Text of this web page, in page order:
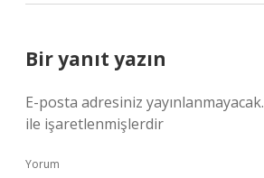
Bir yanıt yazın
E-posta adresiniz yayınlanmayacak.
ile işaretlenmişlerdir
Yorum